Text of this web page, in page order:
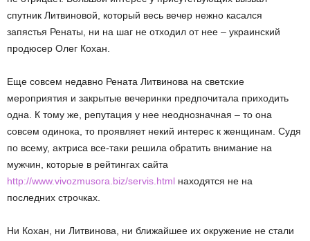
спутник Литвиновой, который весь вечер нежно касался
запястья Ренаты, ни на шаг не отходил от нее – украинский
продюсер Олег Кохан.
Еще совсем недавно Рената Литвинова на светские
мероприятия и закрытые вечеринки предпочитала приходить
одна. К тому же, репутация у нее неоднозначная – то она
совсем одинока, то проявляет некий интерес к женщинам. Судя
по всему, актриса все-таки решила обратить внимание на
мужчин, которые в рейтингах сайта
http://www.vivozmusora.biz/servis.html находятся не на
последних строчках.
Ни Кохан, ни Литвинова, ни ближайшее их окружение не стали